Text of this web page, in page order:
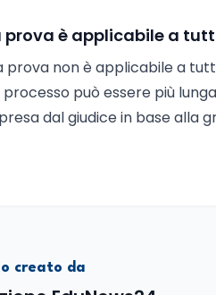
prova è applicabile a
prova non è applicabile a
può essere più
dal giudice in base alla
creato da